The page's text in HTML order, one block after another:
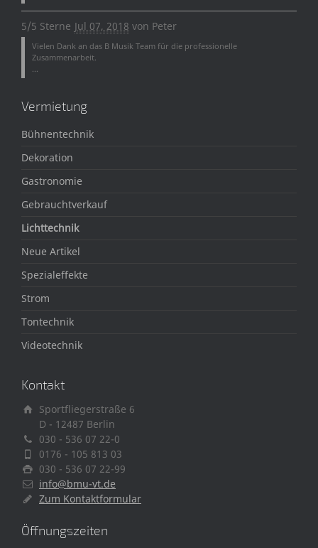
5/5 Sterne Jul 07, 2018 von Peter
Vielen Dank an das B Musik Team für die professionelle
Zusammenarbeit.
...
Vermietung
Bühnentechnik
Dekoration
Gastronomie
Gebrauchtverkauf
Lichttechnik
Neue Artikel
Spezialeffekte
Strom
Tontechnik
Videotechnik
Kontakt
Sportfliegerstraße 6
D - 12487 Berlin
030 - 536 07 22-0
0176 - 105 813 03
030 - 536 07 22-99
info@bmu-vt.de
Zum Kontaktformular
Öffnungszeiten